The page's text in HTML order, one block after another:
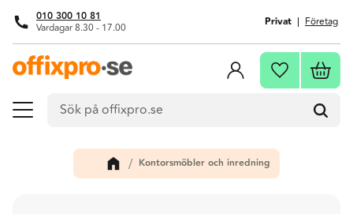
Meny
010 300 10 81
Vardagar 8.30 - 17.00 Privat Företag
Favoriter
Kontorsmöbler och inredning